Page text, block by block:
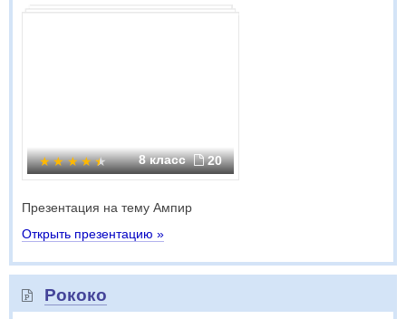
8 класс 20
Презентация на тему Ампир
Открыть презентацию »
Рококо